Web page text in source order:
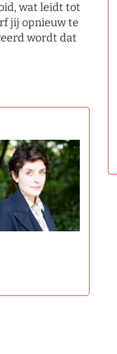
wat leidt tot
jij opnieuw te
wordt dat